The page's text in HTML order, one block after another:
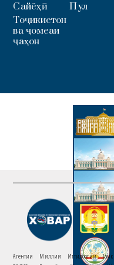
Сайёҳӣ
Тоҷикистон
ва ҷомеаи
ҷаҳон
Пул
Агентии Миллии Иттилоотии